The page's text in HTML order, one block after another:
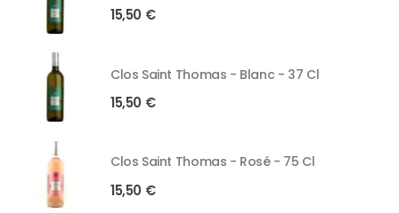
15,50 €
Clos Saint Thomas - Blanc - 37 Cl
15,50 €
Clos Saint Thomas - Rosé - 75 Cl
15,50 €